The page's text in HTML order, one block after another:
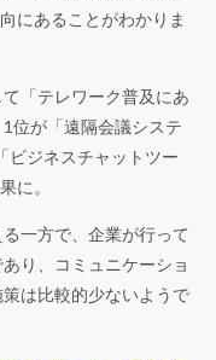
にあることがわかりま
「テレワーク普及にあ
位が「遠隔会議システ
ビジネスチャットツー
に。
一方で、企業が行って
り、コミュニケーショ
は比較的少ないようで